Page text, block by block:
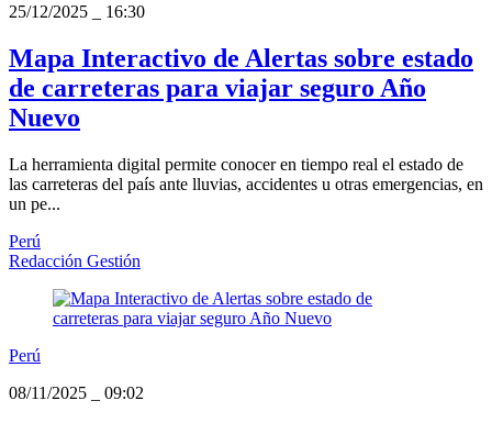
25/12/2025
16:30
Mapa Interactivo de Alertas sobre estado
de carreteras para viajar seguro Año
Nuevo
La herramienta digital permite conocer en tiempo real el estado de
las carreteras del país ante lluvias, accidentes u otras emergencias, en
un pe...
Perú
Redacción Gestión
Perú
08/11/2025
09:02